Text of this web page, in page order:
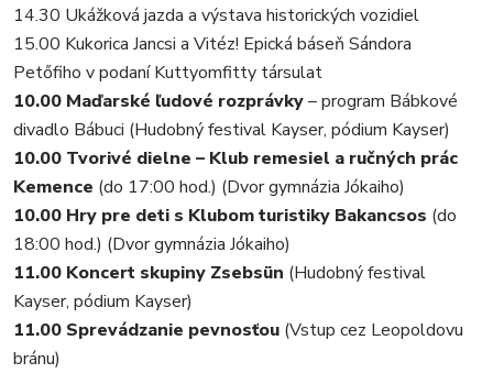
14.30 Ukážková jazda a výstava historických vozidiel
15.00 Kukorica Jancsi a Vitéz! Epická báseň Sándora
Petőfiho v podaní Kuttyomfitty társulat
10.00 Maďarské ľudové rozprávky– program Bábkové
divadlo Bábuci (Hudobný festival Kayser, pódium Kayser)
10.00 Tvorivé dielne – Klub remesiel a ručných prác
Kemence (do 17:00 hod.) (Dvor gymnázia Jókaiho)
10.00 Hry pre deti s Klubom turistiky Bakancsos (do
18:00 hod.) (Dvor gymnázia Jókaiho)
11.00 Koncert skupiny Zsebsün (Hudobný festival
Kayser, pódium Kayser)
11.00 Sprevádzanie pevnosťou (Vstup cez Leopoldovu
bránu)